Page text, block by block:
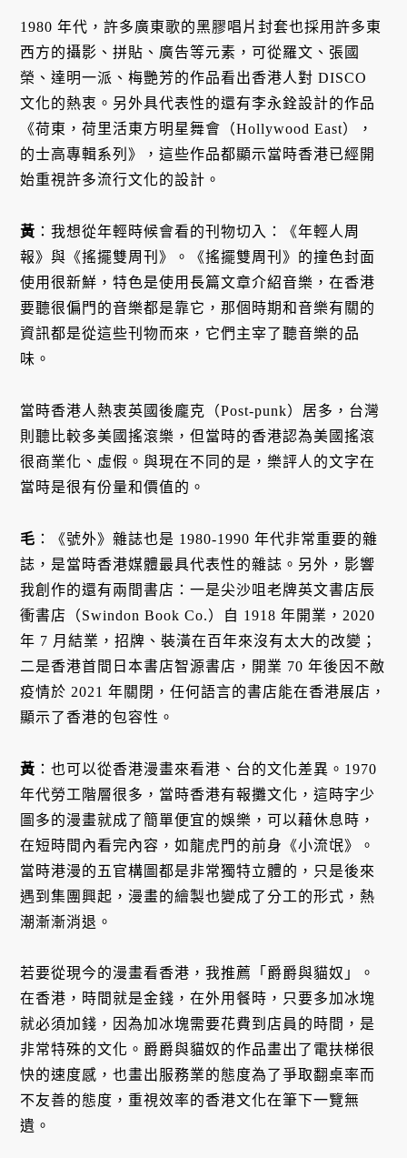
1980 年代，許多廣東歌的黑膠唱片封套也採用許多東
西方的攝影、拼貼、廣告等元素，可從羅文、張國
榮、達明一派、梅艷芳的作品看出香港人對 DISCO
文化的熱衷。另外具代表性的還有李永銓設計的作品
《荷東，荷里活東方明星舞會（Hollywood East），
的士高專輯系列》，這些作品都顯示當時香港已經開
始重視許多流行文化的設計。
黃 ：我想從年輕時候會看的刊物切入：《年輕人周
報》與《搖擺雙周刊》。《搖擺雙周刊》的撞色封面
使用很新鮮，特色是使用長篇文章介紹音樂，在香港
要聽很偏門的音樂都是靠它，那個時期和音樂有關的
資訊都是從這些刊物而來，它們主宰了聽音樂的品
味。
當時香港人熱衷英國後龐克（Post-punk）居多，台灣
則聽比較多美國搖滾樂，但當時的香港認為美國搖滾
很商業化、虛假。與現在不同的是，樂評人的文字在
當時是很有份量和價值的。
毛 ：《號外》雜誌也是 1980-1990 年代非常重要的雜
誌，是當時香港媒體最具代表性的雜誌。另外，影響
我創作的還有兩間書店：一是尖沙咀老牌英文書店辰
衝書店（Swindon Book Co.）自 1918 年開業，2020
年 7 月結業，招牌、裝潢在百年來沒有太大的改變；
二是香港首間日本書店智源書店，開業 70 年後因不敵
疫情於 2021 年關閉，任何語言的書店能在香港展店，
顯示了香港的包容性。
黃 ：也可以從香港漫畫來看港、台的文化差異。1970
年代勞工階層很多，當時香港有報攤文化，這時字少
圖多的漫畫就成了簡單便宜的娛樂，可以藉休息時，
在短時間內看完內容，如龍虎門的前身《小流氓》。
當時港漫的五官構圖都是非常獨特立體的，只是後來
遇到集團興起，漫畫的繪製也變成了分工的形式，熱
潮漸漸消退。
若要從現今的漫畫看香港，我推薦「爵爵與貓奴」。
在香港，時間就是金錢，在外用餐時，只要多加冰塊
就必須加錢，因為加冰塊需要花費到店員的時間，是
非常特殊的文化。爵爵與貓奴的作品畫出了電扶梯很
快的速度感，也畫出服務業的態度為了爭取翻桌率而
不友善的態度，重視效率的香港文化在筆下一覽無
遺。